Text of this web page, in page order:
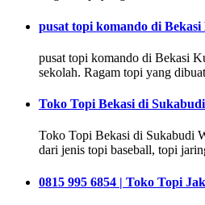
pusat topi komando di Bekasi
pusat topi komando di Bekasi
sekolah. Ragam topi yang
Toko Topi Bekasi di Sukabudi
Toko Topi Bekasi di Sukabudi
dari jenis topi baseball, topi
0815 995 6854 | Toko Topi